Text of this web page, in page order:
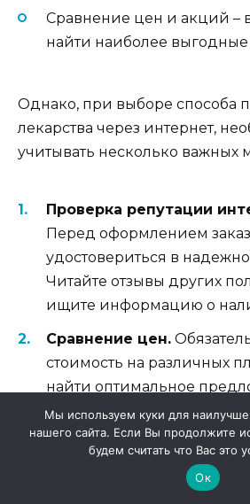
Сравнение цен и акций –
найти наиболее
Однако, при выборе способа
лекарства через интернет,
учитывать несколько важных
Проверка репутации
Перед оформлением
удостовериться в
Читайте отзывы других
ищите информацию о
Сравнение цен.
стоимость на различных
найти оптимальное
Изучение условий
внимание на сроки,
возможные ограничения
Мы используем куки для
нашего сайта. Если Вы продолжите
будем считать что Вас это
Ок